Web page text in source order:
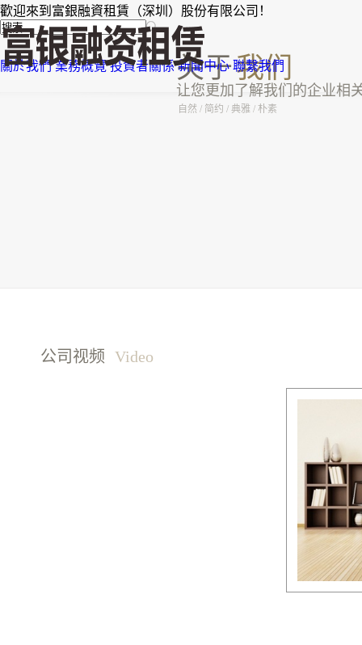
歡迎來到富銀融資租賃（深圳）股份有限公司！
關於我們 業務概覽 投資者關係 新聞中心 聯繫我們
关于我们
让您更加了解我们的企业相
自然 / 简约 / 典雅 / 朴素
Video
公司视频